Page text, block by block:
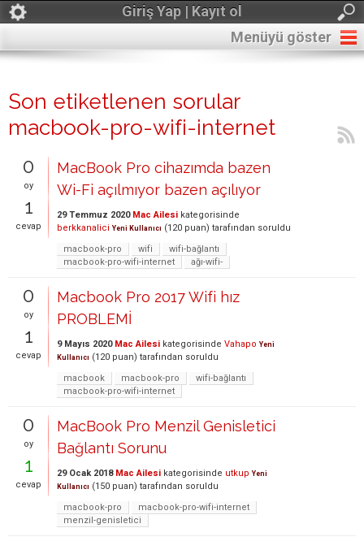
Giriş Yap | Kayıt ol
Menüyü göster
Son etiketlenen sorular
macbook-pro-wifi-internet
0
oy
1
cevap
MacBook Pro cihazımda bazen
Wi-Fi açılmıyor bazen açılıyor
29 Temmuz 2020 Mac Ailesi kategorisinde
berkkanalici Yeni Kullanıcı (120 puan) tarafından soruldu
macbook-pro
wifi
wifi-bağlantı
macbook-pro-wifi-internet
ağı-wifi-
0
oy
1
cevap
Macbook Pro 2017 Wifi hız
PROBLEMİ
9 Mayıs 2020 Mac Ailesi kategorisinde Vahapo Yeni
Kullanıcı (120 puan) tarafından soruldu
macbook
macbook-pro
wifi-bağlantı
macbook-pro-wifi-internet
0
oy
1
cevap
MacBook Pro Menzil Genisletici
Bağlantı Sorunu
29 Ocak 2018 Mac Ailesi kategorisinde utkup Yeni
Kullanıcı (150 puan) tarafından soruldu
macbook-pro
macbook-pro-wifi-internet
menzil-genisletici